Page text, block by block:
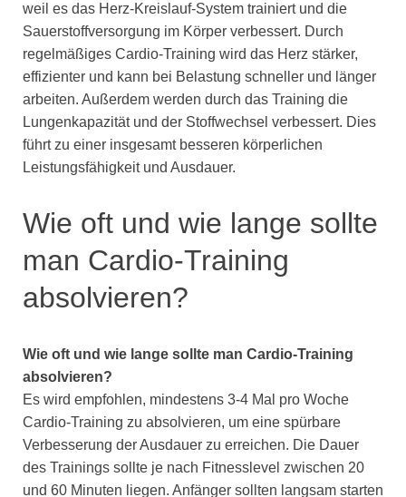
weil es das Herz-Kreislauf-System trainiert und die
Sauerstoffversorgung im Körper verbessert. Durch
regelmäßiges Cardio-Training wird das Herz stärker,
effizienter und kann bei Belastung schneller und länger
arbeiten. Außerdem werden durch das Training die
Lungenkapazität und der Stoffwechsel verbessert. Dies
führt zu einer insgesamt besseren körperlichen
Leistungsfähigkeit und Ausdauer.
Wie oft und wie lange sollte
man Cardio-Training
absolvieren?
Wie oft und wie lange sollte man Cardio-Training
absolvieren?
Es wird empfohlen, mindestens 3-4 Mal pro Woche
Cardio-Training zu absolvieren, um eine spürbare
Verbesserung der Ausdauer zu erreichen. Die Dauer
des Trainings sollte je nach Fitnesslevel zwischen 20
und 60 Minuten liegen. Anfänger sollten langsam starten